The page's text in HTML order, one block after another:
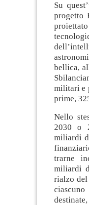
Su
progetto
bellica,
militari e
prime,
Nello
2030 o
miliardi
trarne
miliardi
rialzo del